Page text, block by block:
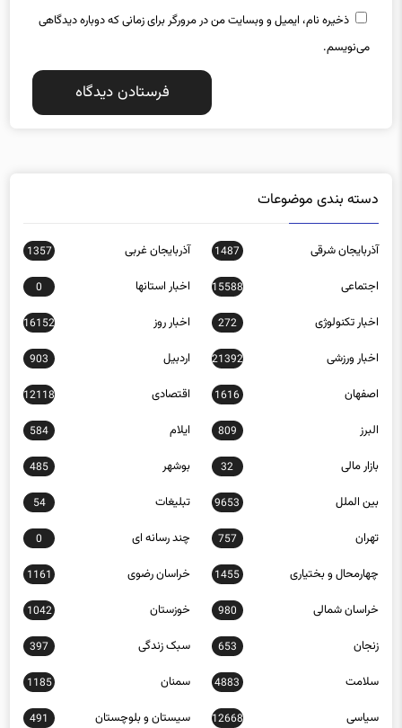
ذخیره نام، ایمیل و وبسایت من در مرورگر برای زمانی که دوباره دیدگاهی
می‌نویسم.
دسته بندی موضوعات
آذربایجان شرقی 1487 آذربایجان غربی 1357
اجتماعی 15588 اخبار استانها 0
اخبار تکنولوژی 272 اخبار روز 16152
اخبار ورزشی 21392 اردبیل 903
اصفهان 1616 اقتصادی 12118
البرز 809 ایلام 584
بازار مالی 32 بوشهر 485
بین الملل 9653 تبلیغات 54
تهران 757 چند رسانه ای 0
چهارمحال و بختیاری 1455 خراسان رضوی 1161
خراسان شمالی 980 خوزستان 1042
زنجان 653 سبک زندگی 397
سلامت 4883 سمنان 1185
سیاسی 12668 سیستان و بلوچستان 491